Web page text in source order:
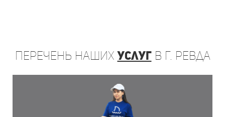
Перечень нашихуслугв г. Ревда